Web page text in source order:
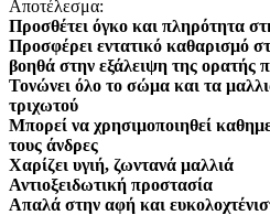
Αποτέλεσμα:
Προσθέτει όγκο και πληρότητα
Προσφέρει εντατικό καθαρισμό
βοηθά στην εξάλειψη της ορατής
Τονώνει όλο το σώμα και τα
τριχωτού
Μπορεί να χρησιμοποιηθεί
τους άνδρες
Χαρίζει υγιή, ζωντανά μαλλιά
Αντιοξειδωτική προστασία
Απαλά στην αφή και